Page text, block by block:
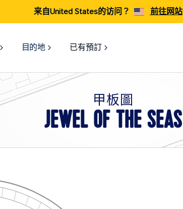
来自United States的访问？ 前往网站
目的地 已有預訂
甲板圖
JEWEL OF THE SEAS